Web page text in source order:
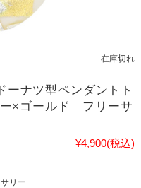
在庫切れ
ナツ型ペンダントト
×ゴールド フリーサ
¥4,900(税込)
リー